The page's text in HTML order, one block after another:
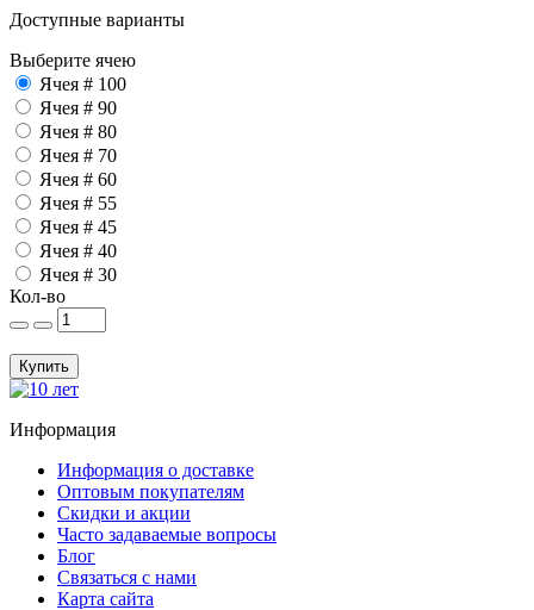
Доступные варианты
Выберите ячею
Ячея # 100
Ячея # 90
Ячея # 80
Ячея # 70
Ячея # 60
Ячея # 55
Ячея # 45
Ячея # 40
Ячея # 30
Кол-во
Купить
Информация
Информация о доставке
Оптовым покупателям
Скидки и акции
Часто задаваемые вопросы
Блог
Связаться с нами
Карта сайта